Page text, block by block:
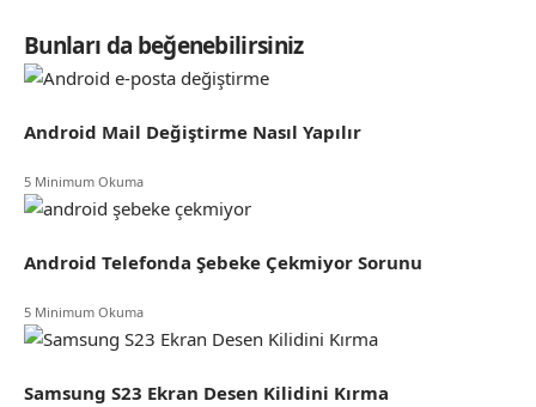
Bunları da beğenebilirsiniz
Android Mail Değiştirme Nasıl Yapılır
5 Minimum Okuma
Android Telefonda Şebeke Çekmiyor Sorunu
5 Minimum Okuma
Samsung S23 Ekran Desen Kilidini Kırma